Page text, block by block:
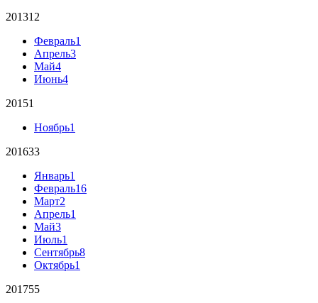
201312
Февраль1
Апрель3
Май4
Июнь4
20151
Ноябрь1
201633
Январь1
Февраль16
Март2
Апрель1
Май3
Июль1
Сентябрь8
Октябрь1
201755